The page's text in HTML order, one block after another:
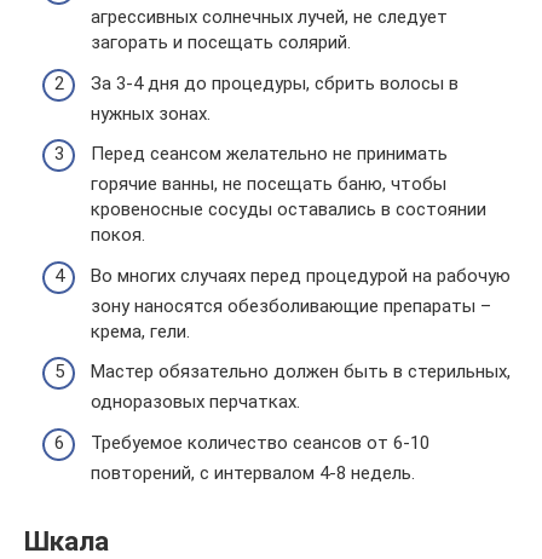
агрессивных солнечных лучей, не следует
загорать и посещать солярий.
За 3-4 дня до процедуры, сбрить волосы в
нужных зонах.
Перед сеансом желательно не принимать
горячие ванны, не посещать баню, чтобы
кровеносные сосуды оставались в состоянии
покоя.
Во многих случаях перед процедурой на рабочую
зону наносятся обезболивающие препараты –
крема, гели.
Мастер обязательно должен быть в стерильных,
одноразовых перчатках.
Требуемое количество сеансов от 6-10
повторений, с интервалом 4-8 недель.
Шкала